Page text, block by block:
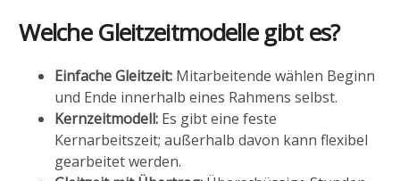
Welche Gleitzeitmodelle gibt es?
Einfache Gleitzeit: Mitarbeitende wählen Beginn
und Ende innerhalb eines Rahmens selbst.
Kernzeitmodell: Es gibt eine feste
Kernarbeitszeit; außerhalb davon kann flexibel
gearbeitet werden.